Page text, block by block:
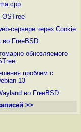
OSTree
сервере через Cookie
во FreeBSD
обновляемого
проблем с
13
во FreeBSD
>>